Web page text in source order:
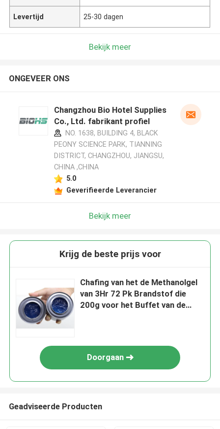
Levertijd 25-30 dagen
Bekijk meer
ONGEVEER ONS
Changzhou Bio Hotel Supplies
Co., Ltd. fabrikant profiel
NO. 1638, BUILDING 4, BLACK
PEONY SCIENCE PARK, TIANNING
DISTRICT, CHANGZHOU, JIANGSU,
CHINA ,CHINA
5.0
Geverifieerde Leverancier
Bekijk meer
Krijg de beste prijs voor
Chafing van het de Methanolgel
van 3Hr 72 Pk Brandstof die
200g voor het Buffet van de
Doorgaan
Geadviseerde Producten